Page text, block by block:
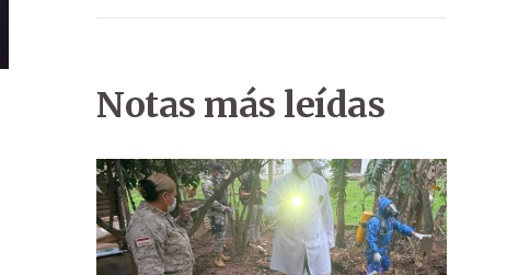
Notas más leídas